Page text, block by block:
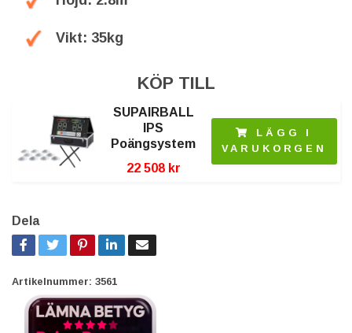
Vikt: 35kg
KÖP TILL
SUPAIRBALL
IPS
Poängsystem
22 508 kr
LÄGG I
VARUKORGEN
Dela
Artikelnummer: 3561